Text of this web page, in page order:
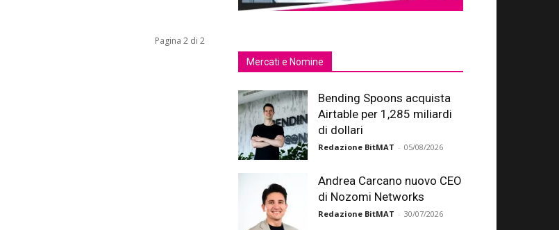
Pagina 2 di 2
Mercati e Nomine
Bending Spoons acquista
Airtable per 1,285 miliardi
di dollari
Redazione BitMAT - 05/08/2026
Andrea Carcano nuovo CEO
di Nozomi Networks
Redazione BitMAT - 30/07/2026